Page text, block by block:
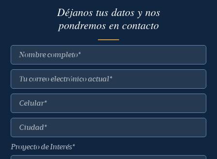
Déjanos tus datos y nos
pondremos en contacto
Proyecto de Interés*